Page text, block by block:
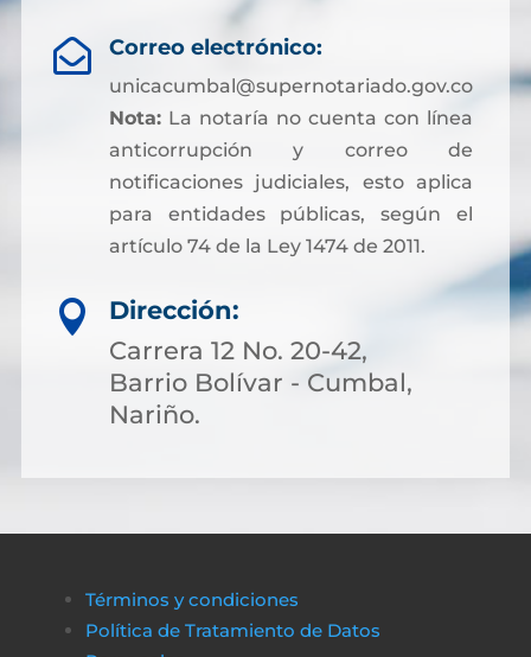
 Correo electrónico:
unicacumbal@supernotariado.gov.co
Nota:La notaría no cuenta con línea
anticorrupción y correo de
notificaciones judiciales, esto aplica
para entidades públicas, según el
artículo 74 de la Ley 1474 de 2011.

Dirección:
Carrera 12 No. 20-42,
Barrio Bolívar - Cumbal,
Nariño.
Términos y condiciones
Política de Tratamiento de Datos